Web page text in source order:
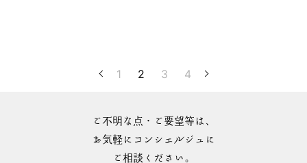
1 2 3 4
ご不明な点・ご要望等は、
お気軽にコンシェルジュに
ご相談ください。